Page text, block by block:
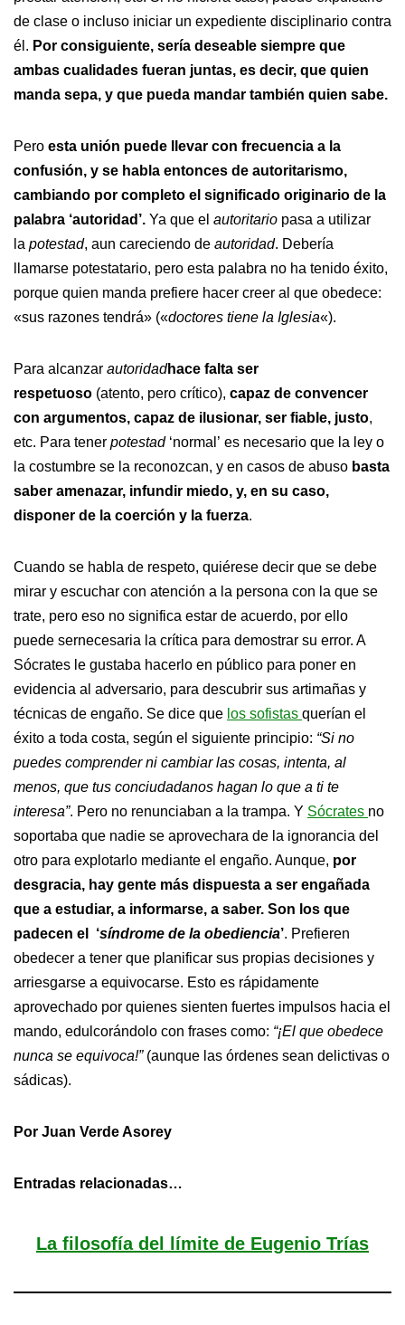
de clase o incluso iniciar un expediente disciplinario contra
él. Por consiguiente, sería deseable siempre que
ambas cualidades fueran juntas, es decir, que quien
manda sepa, y que pueda mandar también quien sabe.
Pero esta unión puede llevar con frecuencia a la
confusión, y se habla entonces de autoritarismo,
cambiando por completo el significado originario de la
palabra ‘autoridad’. Ya que el autoritario pasa a utilizar
la potestad, aun careciendo de autoridad. Debería
llamarse potestatario, pero esta palabra no ha tenido éxito,
porque quien manda prefiere hacer creer al que obedece:
«sus razones tendrá» («doctores tiene la Iglesia«).
Para alcanzar autoridadhace falta ser
respetuoso (atento, pero crítico), capaz de convencer
con argumentos, capaz de ilusionar, ser fiable, justo,
etc. Para tener potestad‘normal’ es necesario que la ley o
la costumbre se la reconozcan, y en casos de abuso basta
saber amenazar, infundir miedo, y, en su caso,
disponer de la coerción y la fuerza.
Cuando se habla de respeto, quiérese decir que se debe
mirar y escuchar con atención a la persona con la que se
trate, pero eso no significa estar de acuerdo, por ello
puede sernecesaria la crítica para demostrar su error. A
Sócrates le gustaba hacerlo en público para poner en
evidencia al adversario, para descubrir sus artimañas y
técnicas de engaño. Se dice que los sofistas querían el
éxito a toda costa, según el siguiente principio: “Si no
puedes comprender ni cambiar las cosas, intenta, al
menos, que tus conciudadanos hagan lo que a ti te
interesa”. Pero no renunciaban a la trampa. Y Sócrates no
soportaba que nadie se aprovechara de la ignorancia del
otro para explotarlo mediante el engaño. Aunque, por
desgracia, hay gente más dispuesta a ser engañada
que a estudiar, a informarse, a saber. Son los que
padecen el ‘síndrome de la obediencia’. Prefieren
obedecer a tener que planificar sus propias decisiones y
arriesgarse a equivocarse. Esto es rápidamente
aprovechado por quienes sienten fuertes impulsos hacia el
mando, edulcorándolo con frases como: “¡El que obedece
nunca se equivoca!”(aunque las órdenes sean delictivas o
sádicas).
Por Juan Verde Asorey
Entradas relacionadas…
La filosofía del límite de Eugenio Trías